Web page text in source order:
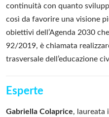
continuità con quanto
così da favorire una visione
obiettivi dell’Agenda 2030
92/2019, è chiamata
trasversale dell’educazione
Esperte
Gabriella Colaprice, laureata